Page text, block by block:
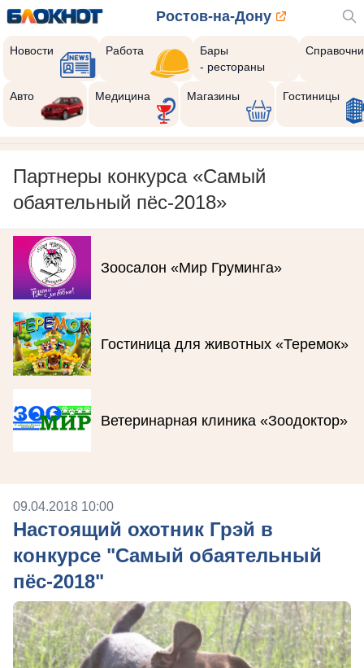
Ростов-на-Дону
Новости Работа
Бары
- рестораны
Авто Медицина Магазины Гостиницы
Партнеры конкурса «Самый
обаятельный пёс-2018»
Зоосалон «Мир Груминга»
Гостиница для животных «Теремок»
Ветеринарная клиника «Зоодоктор»
09.04.2018 10:00
Настоящий охотник Грэй в
конкурсе "Самый обаятельный
пёс-2018"